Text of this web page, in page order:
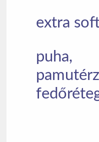
extra
puha,